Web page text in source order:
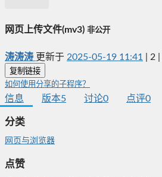
网页上传文件(mv3) 非公开
涛涛涛 更新于 2025-05-19 11:41 2
复制链接
如何使用分享的子程序？
信息 版本5 讨论0 点评0
分类
网页与浏览器
点赞